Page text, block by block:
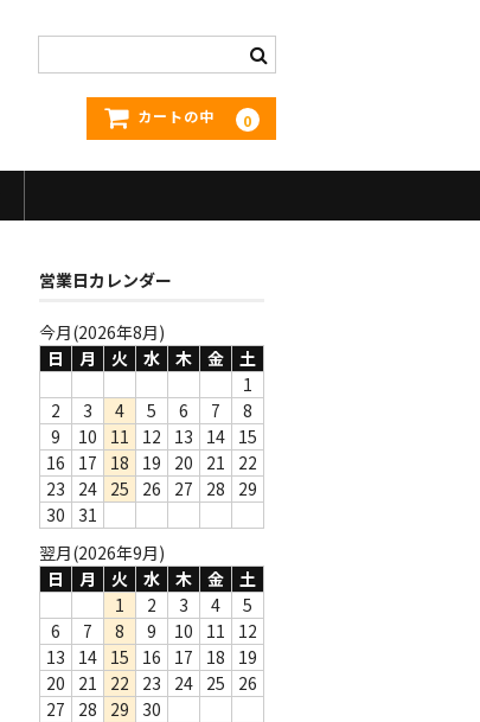
カートの中 0
営業日カレンダー
今月(2026年8月)
日
月 火 水 木 金
土
1
2
3 4 5 6 7
8
9
10 11 12 13 14 15
16
17 18 19 20 21
22
23
24 25 26 27 28
29
30
31
翌月(2026年9月)
日
月 火 水 木 金
土
1
2 3 4
5
6
7 8 9 10 11
12
13
14 15 16 17 18
19
20
21 22 23 24 25
26
27
28 29
30